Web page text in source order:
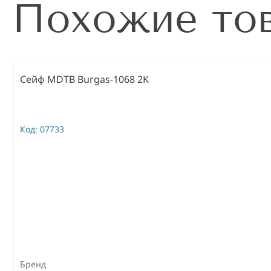
Похожие
Сейф MDTB Burgas-1068 2K
Код: 07733
Бренд